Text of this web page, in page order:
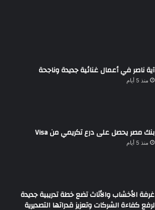
آية ناصر في أعمال غنائية جديدة وناجحة
منذ 5 أيام
بنك مصر يحصل على درع تكريمي من Visa
منذ 5 أيام
غرفة الأخشاب والأثاث تضع خطة تدريبية جديدة
لرفع كفاءة الشركات وتعزيز قدراتها التصديرية